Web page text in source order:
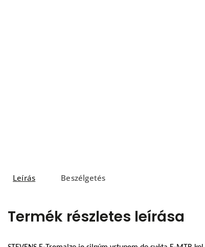
Leírás Beszélgetés
Termék részletes leírása